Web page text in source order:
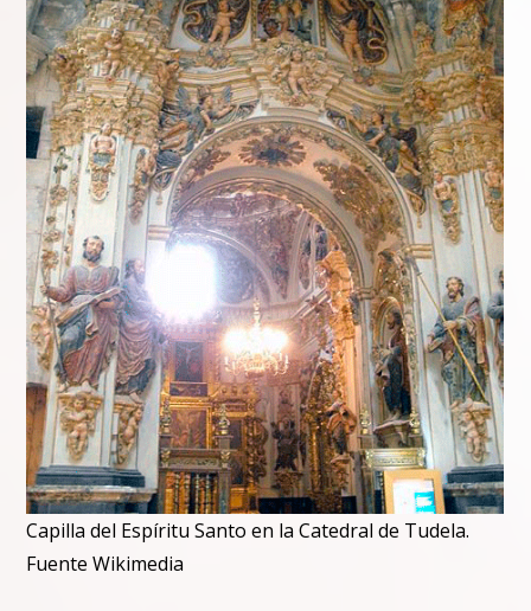
Capilla del Espíritu Santo en la Catedral de Tudela.
Fuente Wikimedia